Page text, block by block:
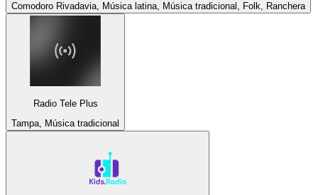
Comodoro Rivadavia, Música latina, Música tradicional, Folk, Ranchera
Radio Tele Plus
Tampa, Música tradicional